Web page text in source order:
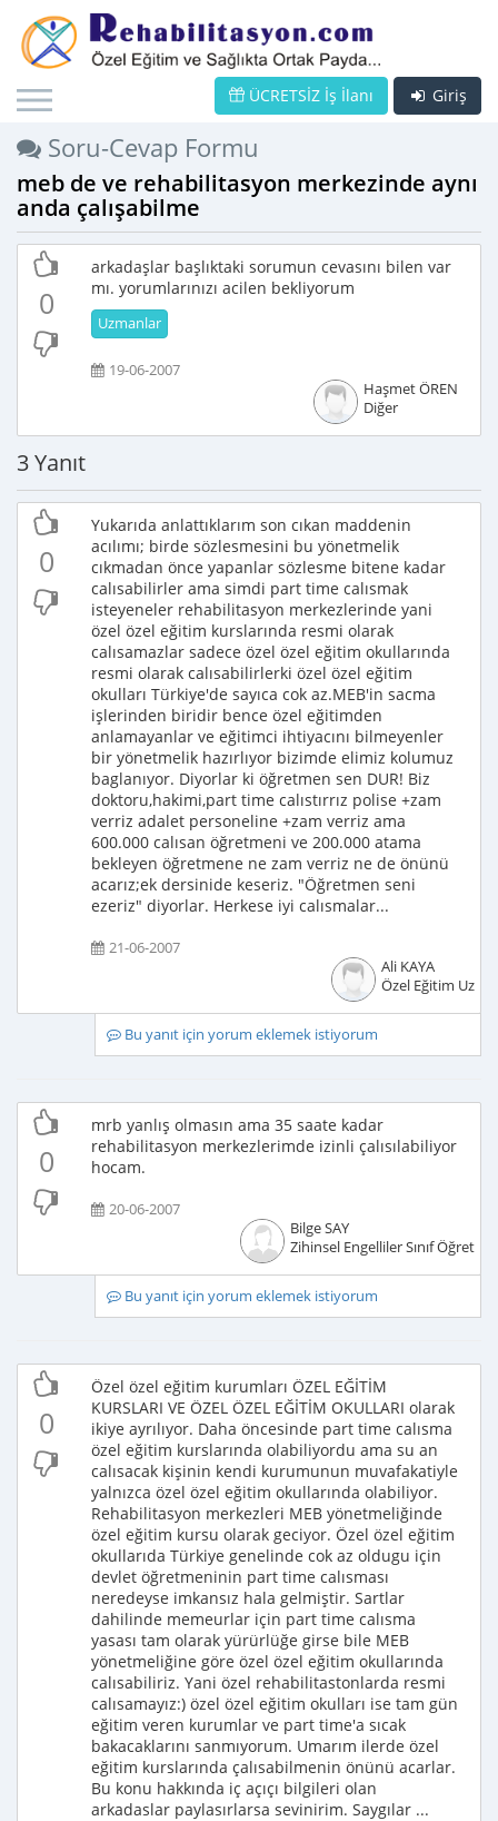
Giriş
ÜCRETSİZ İş İlanı
Soru-Cevap Formu
meb de ve rehabilitasyon merkezinde aynı
anda çalışabilme
0
arkadaşlar başlıktaki sorumun cevasını bilen var
mı. yorumlarınızı acilen bekliyorum
Uzmanlar
19-06-2007
Haşmet ÖREN
Diğer
3 Yanıt
0
Yukarıda anlattıklarım son cıkan maddenin
acılımı; birde sözlesmesini bu yönetmelik
cıkmadan önce yapanlar sözlesme bitene kadar
calısabilirler ama simdi part time calısmak
isteyeneler rehabilitasyon merkezlerinde yani
özel özel eğitim kurslarında resmi olarak
calısamazlar sadece özel özel eğitim okullarında
resmi olarak calısabilirlerki özel özel eğitim
okulları Türkiye'de sayıca cok az.MEB'in sacma
işlerinden biridir bence özel eğitimden
anlamayanlar ve eğitimci ihtiyacını bilmeyenler
bir yönetmelik hazırlıyor bizimde elimiz kolumuz
baglanıyor. Diyorlar ki öğretmen sen DUR! Biz
doktoru,hakimi,part time calıstırrız polise +zam
verriz adalet personeline +zam verriz ama
600.000 calısan öğretmeni ve 200.000 atama
bekleyen öğretmene ne zam verriz ne de önünü
acarız;ek dersinide keseriz. "Öğretmen seni
ezeriz" diyorlar. Herkese iyi calısmalar...
21-06-2007
Ali KAYA
Özel Eğitim
Bu yanıt için yorum eklemek istiyorum
0
mrb yanlış olmasın ama 35 saate kadar
rehabilitasyon merkezlerimde izinli çalısılabiliyor
hocam.
20-06-2007
Bilge SAY
Zihinsel Engelliler Sınıf
Bu yanıt için yorum eklemek istiyorum
0
Özel özel eğitim kurumları ÖZEL EĞİTİM
KURSLARI VE ÖZEL ÖZEL EĞİTİM OKULLARI olarak
ikiye ayrılıyor. Daha öncesinde part time calısma
özel eğitim kurslarında olabiliyordu ama su an
calısacak kişinin kendi kurumunun muvafakatiyle
yalnızca özel özel eğitim okullarında olabiliyor.
Rehabilitasyon merkezleri MEB yönetmeliğinde
özel eğitim kursu olarak geciyor. Özel özel eğitim
okullarıda Türkiye genelinde cok az oldugu için
devlet öğretmeninin part time calısması
neredeyse imkansız hala gelmiştir. Sartlar
dahilinde memeurlar için part time calısma
yasası tam olarak yürürlüğe girse bile MEB
yönetmeliğine göre özel özel eğitim okullarında
calısabiliriz. Yani özel rehabilitastonlarda resmi
calısamayız:) özel özel eğitim okulları ise tam gün
eğitim veren kurumlar ve part time'a sıcak
bakacaklarını sanmıyorum. Umarım ilerde özel
eğitim kurslarında çalısabilmenin önünü acarlar.
Bu konu hakkında iç açıçı bilgileri olan
arkadaslar paylasırlarsa sevinirim. Saygılar ...